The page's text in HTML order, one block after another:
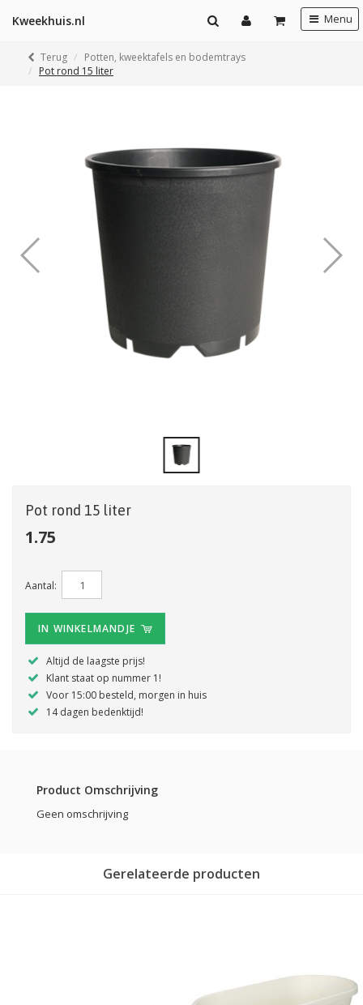
Kweekhuis.nl Menu
Terug
Potten, kweektafels en bodemtrays
Pot rond 15 liter
Pot rond 15 liter
1.75
Aantal:
IN WINKELMANDJE
Altijd de laagste prijs!
Klant staat op nummer 1!
Voor 15:00 besteld, morgen in huis
14 dagen bedenktijd!
Product Omschrijving
Geen omschrijving
Gerelateerde producten